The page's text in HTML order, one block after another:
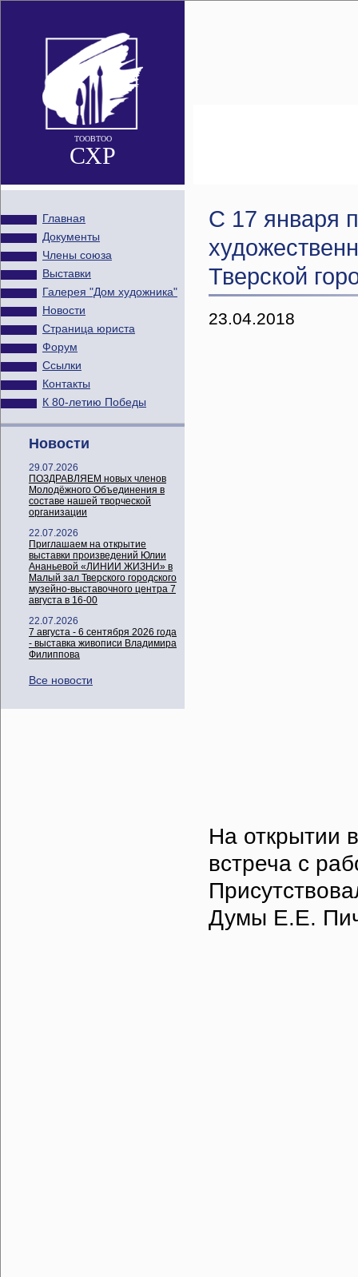
ТООВТОО
СХР
Главная
Документы
Члены союза
Выставки
Галерея "Дом художника"
Новости
Страница юриста
Форум
Ссылки
Контакты
К 80-летию Победы
Новости
29.07.2026
ПОЗДРАВЛЯЕМ новых членов
Молодёжного Объединения в
составе нашей творческой
организации
22.07.2026
Приглашаем на открытие
выставки произведений Юлии
Ананьевой «ЛИНИИ ЖИЗНИ» в
Малый зал Тверского городского
музейно-выставочного центра 7
августа в 16-00
22.07.2026
7 августа - 6 сентября 2026 года
- выставка живописи Владимира
Филиппова
Все новости
C 17 января
Тверской
23.04.2018
На открытии
встреча с
Думы Е.Е.